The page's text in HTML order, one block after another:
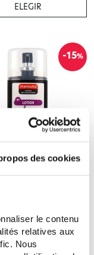
des cookies
le contenu
relatives aux
Nous
ELEGIR
-15%
MANOUKA